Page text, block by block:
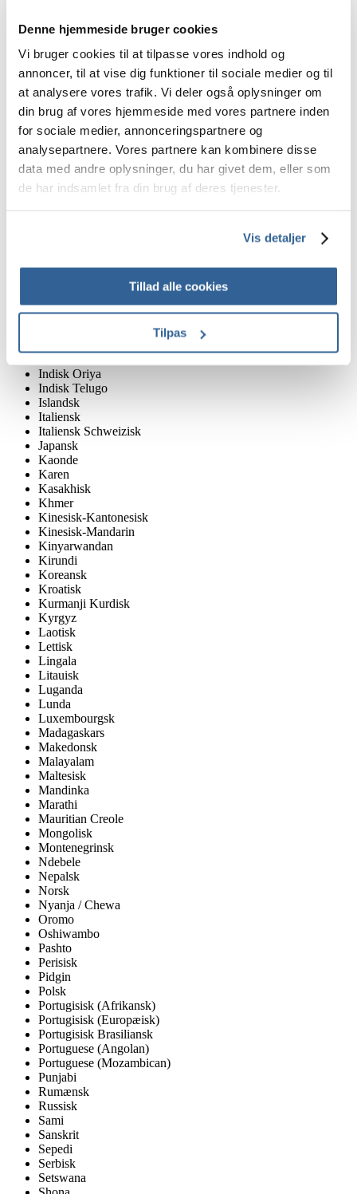
Denne hjemmeside bruger cookies
Vi bruger cookies til at tilpasse vores indhold og
annoncer, til at vise dig funktioner til sociale medier og til
at analysere vores trafik. Vi deler også oplysninger om
din brug af vores hjemmeside med vores partnere inden
for sociale medier, annonceringspartnere og
analysepartnere. Vores partnere kan kombinere disse
data med andre oplysninger, du har givet dem, eller som
de har indsamlet fra din brug af deres tjenester.
Vis detaljer
Tillad alle cookies
Tilpas
Finsk
Flamsk
Fransk Afrikansk
Fransk Belgisk
Fransk Canadisk
Fransk Elfenbenskysten
Fransk Europæisk
Fransk Schweizisk
Gaelisk
Galician
Georgisk
Igbo
Indisk Assamesisk
Indisk Oriya
Indisk Telugo
Islandsk
Italiensk
Italiensk Schweizisk
Japansk
Kaonde
Karen
Kasakhisk
Khmer
Kinesisk-Kantonesisk
Kinesisk-Mandarin
Kinyarwandan
Kirundi
Koreansk
Kroatisk
Kurmanji Kurdisk
Kyrgyz
Laotisk
Lettisk
Lingala
Litauisk
Luganda
Lunda
Luxembourgsk
Madagaskars
Makedonsk
Malayalam
Maltesisk
Mandinka
Marathi
Mauritian Creole
Mongolisk
Montenegrinsk
Ndebele
Nepalsk
Norsk
Nyanja / Chewa
Oromo
Oshiwambo
Pashto
Perisisk
Pidgin
Polsk
Portugisisk (Afrikansk)
Portugisisk (Europæisk)
Portugisisk Brasiliansk
Portuguese (Angolan)
Portuguese (Mozambican)
Punjabi
Rumænsk
Russisk
Sami
Sanskrit
Sepedi
Serbisk
Setswana